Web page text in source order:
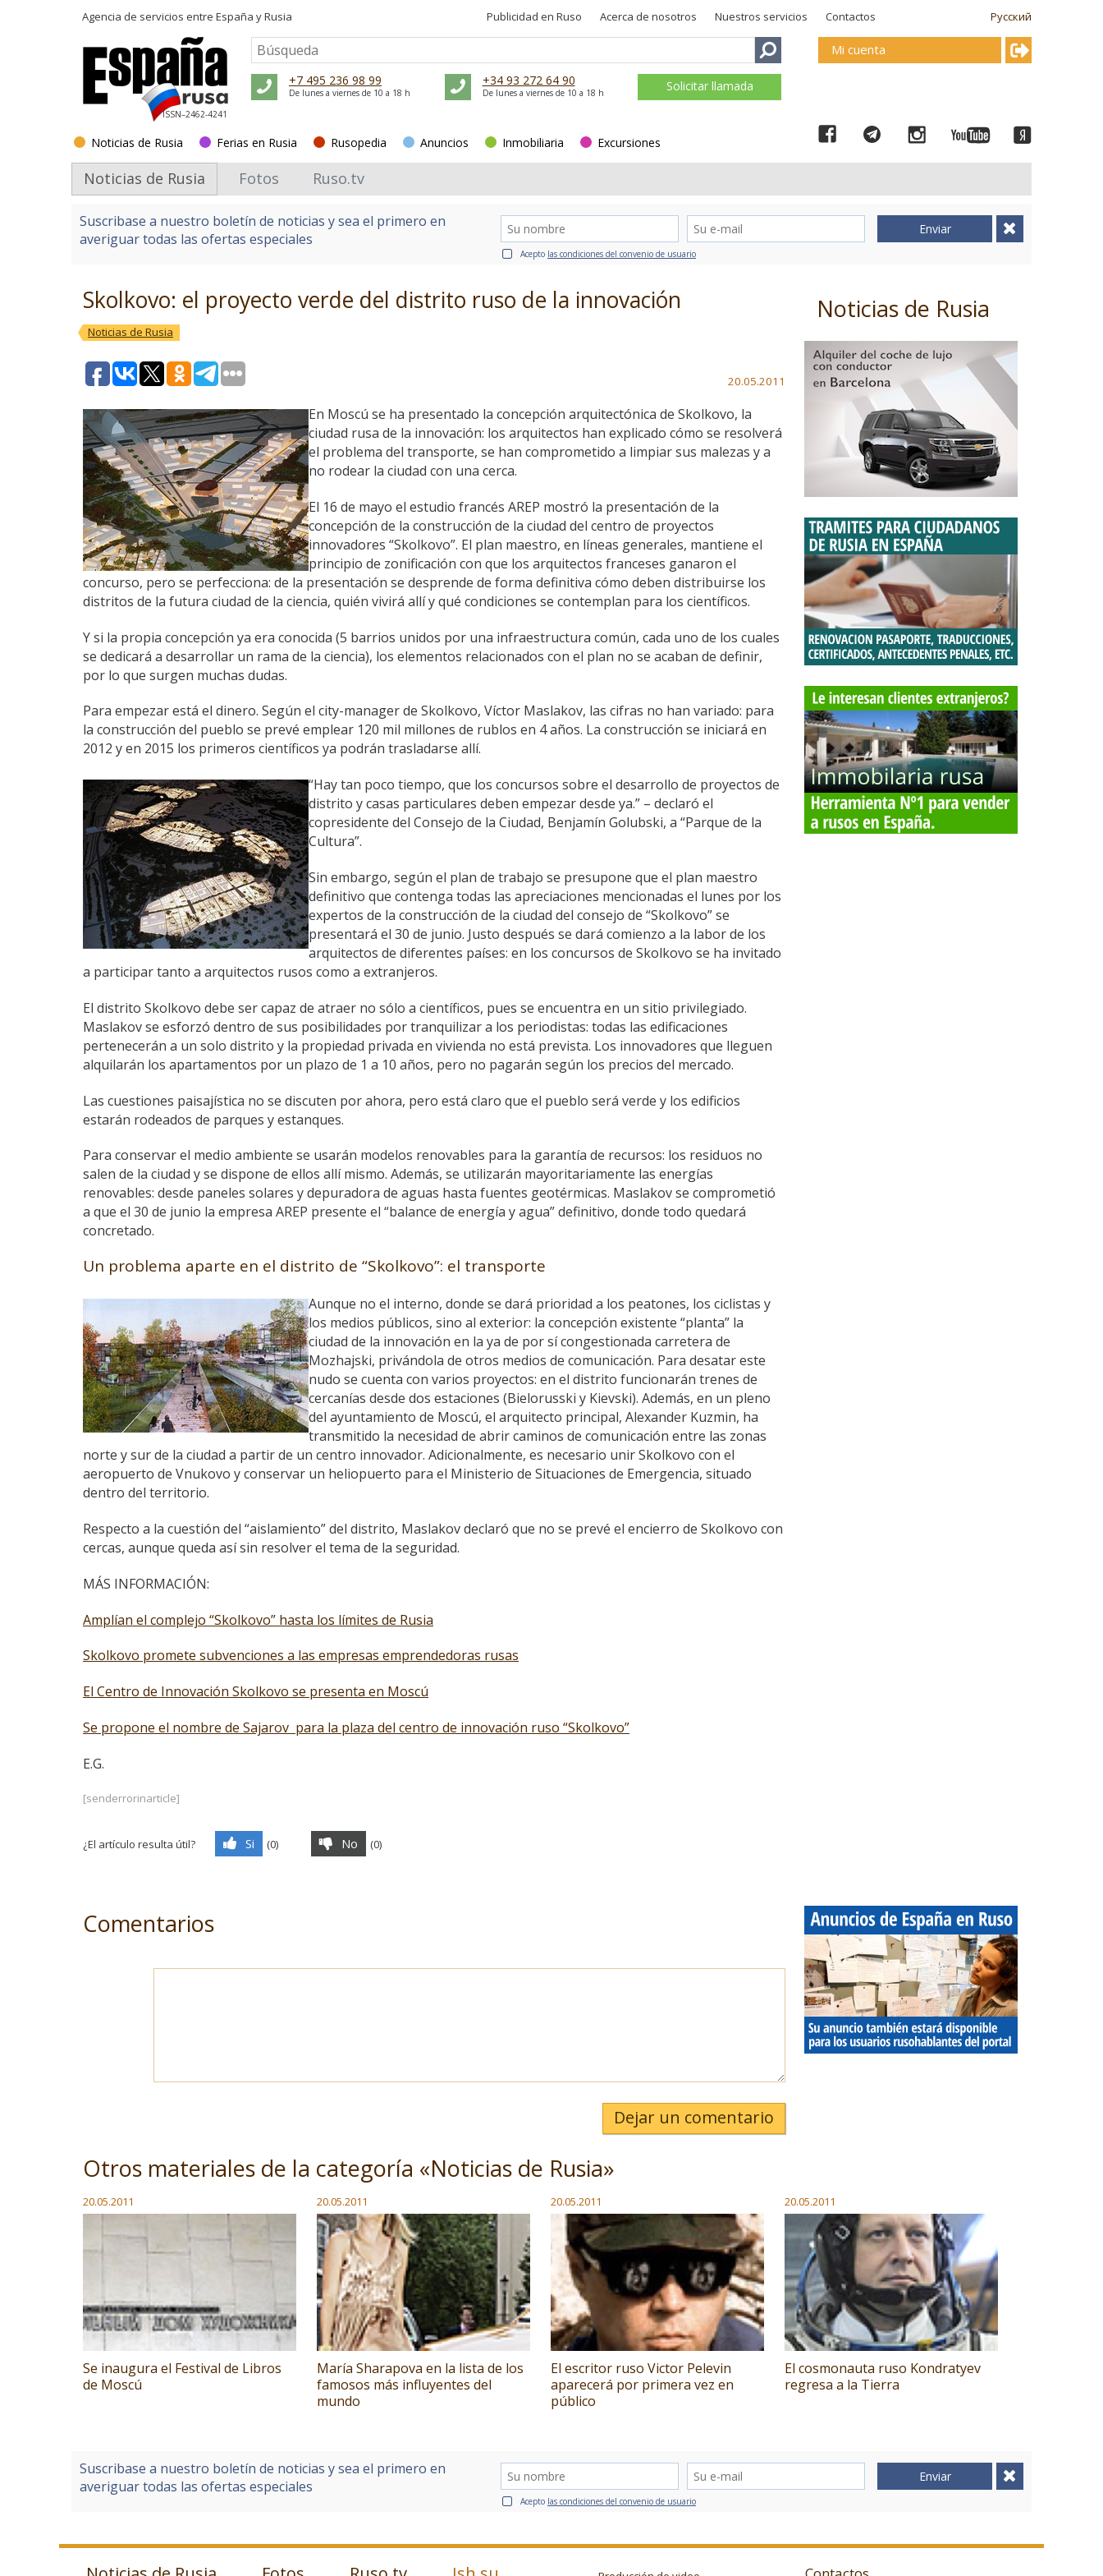
Agencia de servicios entre España y Rusia Русский
Publicidad en Ruso Acerca de nosotros Nuestros servicios Contactos
ISSN–2462-4241
+7 495 236 98 99
De lunes a viernes de 10 a 18 h
+34 93 272 64 90
De lunes a viernes de 10 a 18 h Solicitar llamada
Noticias de Rusia Ferias en Rusia Rusopedia Anuncios Inmobiliaria Excursiones
Mi cuenta
Noticias de Rusia Fotos Ruso.tv
Suscribase a nuestro boletín de noticias y sea el primero en
averiguar todas las ofertas especiales
Enviar
Acepto las condiciones del convenio de usuario
Noticias de Rusia
Skolkovo: el proyecto verde del distrito ruso de la innovación
Noticias de Rusia
20.05.2011
En Moscú se ha presentado la concepción arquitectónica de Skolkovo, la
ciudad rusa de la innovación: los arquitectos han explicado cómo se resolverá
el problema del transporte, se han comprometido a limpiar sus malezas y a
no rodear la ciudad con una cerca.
El 16 de mayo el estudio francés AREP mostró la presentación de la
concepción de la construcción de la ciudad del centro de proyectos
innovadores “Skolkovo”. El plan maestro, en líneas generales, mantiene el
principio de zonificación con que los arquitectos franceses ganaron el
concurso, pero se perfecciona: de la presentación se desprende de forma definitiva cómo deben distribuirse los
distritos de la futura ciudad de la ciencia, quién vivirá allí y qué condiciones se contemplan para los científicos.
Y si la propia concepción ya era conocida (5 barrios unidos por una infraestructura común, cada uno de los cuales
se dedicará a desarrollar un rama de la ciencia), los elementos relacionados con el plan no se acaban de definir,
por lo que surgen muchas dudas.
Para empezar está el dinero. Según el city-manager de Skolkovo, Víctor Maslakov, las cifras no han variado: para
la construcción del pueblo se prevé emplear 120 mil millones de rublos en 4 años. La construcción se iniciará en
2012 y en 2015 los primeros científicos ya podrán trasladarse allí.
“Hay tan poco tiempo, que los concursos sobre el desarrollo de proyectos de
distrito y casas particulares deben empezar desde ya.” – declaró el
copresidente del Consejo de la Ciudad, Benjamín Golubski, a “Parque de la
Cultura”.
Sin embargo, según el plan de trabajo se presupone que el plan maestro
definitivo que contenga todas las apreciaciones mencionadas el lunes por los
expertos de la construcción de la ciudad del consejo de “Skolkovo” se
presentará el 30 de junio. Justo después se dará comienzo a la labor de los
arquitectos de diferentes países: en los concursos de Skolkovo se ha invitado
a participar tanto a arquitectos rusos como a extranjeros.
El distrito Skolkovo debe ser capaz de atraer no sólo a científicos, pues se encuentra en un sitio privilegiado.
Maslakov se esforzó dentro de sus posibilidades por tranquilizar a los periodistas: todas las edificaciones
pertenecerán a un solo distrito y la propiedad privada en vivienda no está prevista. Los innovadores que lleguen
alquilarán los apartamentos por un plazo de 1 a 10 años, pero no pagarán según los precios del mercado.
Las cuestiones paisajística no se discuten por ahora, pero está claro que el pueblo será verde y los edificios
estarán rodeados de parques y estanques.
Para conservar el medio ambiente se usarán modelos renovables para la garantía de recursos: los residuos no
salen de la ciudad y se dispone de ellos allí mismo. Además, se utilizarán mayoritariamente las energías
renovables: desde paneles solares y depuradora de aguas hasta fuentes geotérmicas. Maslakov se comprometió
a que el 30 de junio la empresa AREP presente el “balance de energía y agua” definitivo, donde todo quedará
concretado.
Un problema aparte en el distrito de “Skolkovo”: el transporte
Aunque no el interno, donde se dará prioridad a los peatones, los ciclistas y
los medios públicos, sino al exterior: la concepción existente “planta” la
ciudad de la innovación en la ya de por sí congestionada carretera de
Mozhajski, privándola de otros medios de comunicación. Para desatar este
nudo se cuenta con varios proyectos: en el distrito funcionarán trenes de
cercanías desde dos estaciones (Bielorusski y Kievski). Además, en un pleno
del ayuntamiento de Moscú, el arquitecto principal, Alexander Kuzmin, ha
transmitido la necesidad de abrir caminos de comunicación entre las zonas
norte y sur de la ciudad a partir de un centro innovador. Adicionalmente, es necesario unir Skolkovo con el
aeropuerto de Vnukovo y conservar un heliopuerto para el Ministerio de Situaciones de Emergencia, situado
dentro del territorio.
Respecto a la cuestión del “aislamiento” del distrito, Maslakov declaró que no se prevé el encierro de Skolkovo con
cercas, aunque queda así sin resolver el tema de la seguridad.
MÁS INFORMACIÓN:
Amplían el complejo “Skolkovo” hasta los límites de Rusia
Skolkovo promete subvenciones a las empresas emprendedoras rusas
El Centro de Innovación Skolkovo se presenta en Moscú
Se propone el nombre de Sajarov para la plaza del centro de innovación ruso “Skolkovo”
E.G.
[senderrorinarticle]
¿El artículo resulta útil? Si (0) No (0)
Comentarios
Dejar un comentario
Otros materiales de la categoría «Noticias de Rusia»
20.05.2011
Se inaugura el Festival de Libros
de Moscú
20.05.2011
María Sharapova en la lista de los
famosos más influyentes del
mundo
20.05.2011
El escritor ruso Victor Pelevin
aparecerá por primera vez en
público
20.05.2011
El cosmonauta ruso Kondratyev
regresa a la Tierra
Suscribase a nuestro boletín de noticias y sea el primero en
averiguar todas las ofertas especiales
Enviar
Acepto las condiciones del convenio de usuario